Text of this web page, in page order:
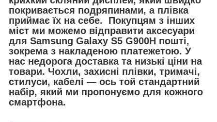
покривається подряпинами, а плівка
приймає їх на себе. Покупцям з інших
міст ми можемо відправити аксесуари
для Samsung Galaxy S5 G900H пошті,
зокрема з накладеною платежетою. У
нас недорога доставка та низькі ціни на
товари. Чохли, захисні плівки, тримачі,
стилуси, кабелі — ось той стандартний
набір, який ми пропонуємо для кожного
смартфона.